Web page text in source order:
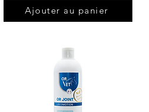
Ajouter au panier